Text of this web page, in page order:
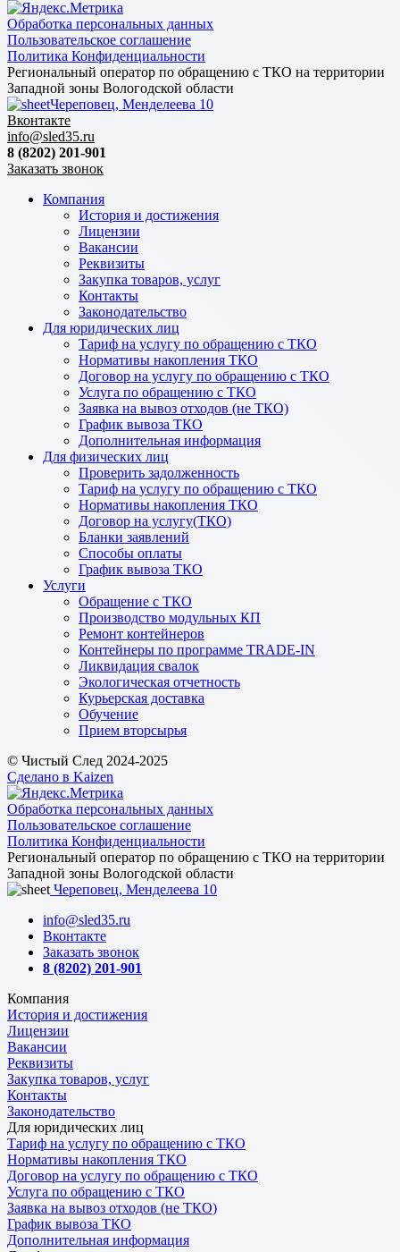
Обработка персональных данных
Пользовательское соглашение
Политика Конфиденциальности
Региональный оператор по обращению с ТКО на территории
Западной зоны Вологодской области
Череповец, Менделеева 10
Вконтакте
info@sled35.ru
8 (8202) 201-901
Заказать звонок
Компания
История и достижения
Лицензии
Вакансии
Реквизиты
Закупка товаров, услуг
Контакты
Законодательство
Для юридических лиц
Тариф на услугу по обращению с ТКО
Нормативы накопления ТКО
Договор на услугу по обращению с ТКО
Услуга по обращению с ТКО
Заявка на вывоз отходов (не ТКО)
График вывоза ТКО
Дополнительная информация
Для физических лиц
Проверить задолженность
Тариф на услугу по обращению с ТКО
Нормативы накопления ТКО
Договор на услугу(ТКО)
Бланки заявлений
Способы оплаты
График вывоза ТКО
Услуги
Обращение с ТКО
Производство модульных КП
Ремонт контейнеров
Контейнеры по программе TRADE-IN
Ликвидация свалок
Экологическая отчетность
Курьерская доставка
Обучение
Прием вторсырья
© Чистый След 2024-2025
Сделано в Kaizen
Обработка персональных данных
Пользовательское соглашение
Политика Конфиденциальности
Региональный оператор по обращению с ТКО на территории
Западной зоны Вологодской области
Череповец, Менделеева 10
info@sled35.ru
Вконтакте
Заказать звонок
8 (8202) 201-901
Компания
История и достижения
Лицензии
Вакансии
Реквизиты
Закупка товаров, услуг
Контакты
Законодательство
Для юридических лиц
Тариф на услугу по обращению с ТКО
Нормативы накопления ТКО
Договор на услугу по обращению с ТКО
Услуга по обращению с ТКО
Заявка на вывоз отходов (не ТКО)
График вывоза ТКО
Дополнительная информация